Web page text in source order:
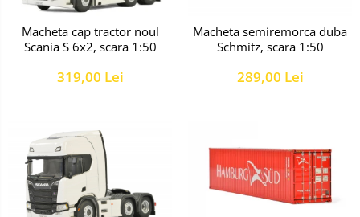
Macheta cap tractor noul
Scania S 6x2, scara 1:50
319,00 Lei
Macheta semiremorca duba
Schmitz, scara 1:50
289,00 Lei